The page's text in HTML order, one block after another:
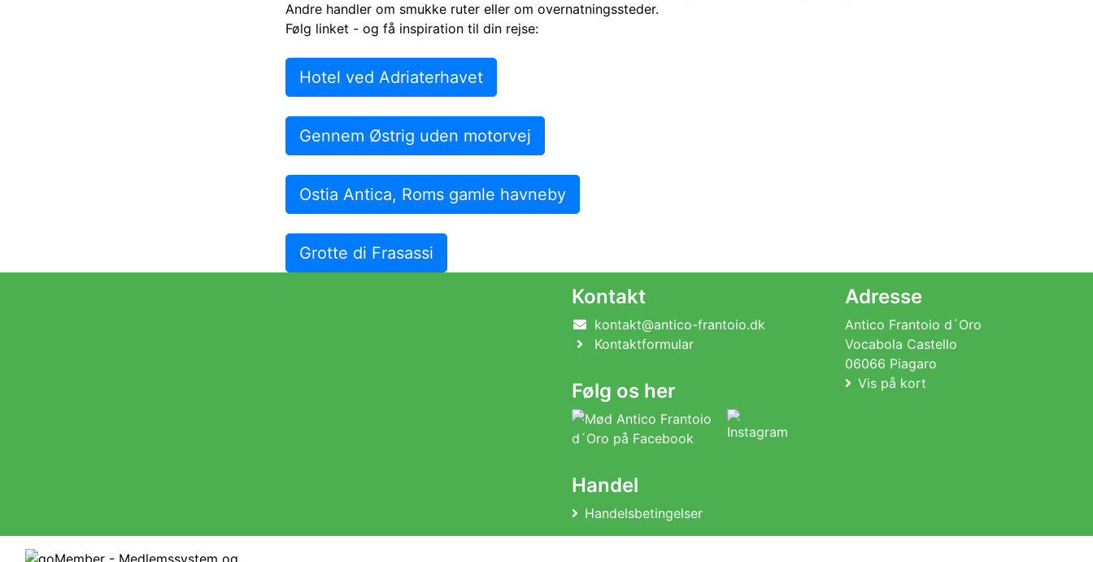
Andre handler om smukke ruter eller om overnatningssteder.
Følg linket - og få inspiration til din rejse:
Hotel ved Adriaterhavet
Gennem Østrig uden motorvej
Ostia Antica, Roms gamle havneby
Grotte di Frasassi
Kontakt
kontakt@antico-frantoio.dk
Kontaktformular
Følg os her
Handel
Handelsbetingelser
Adresse
Antico Frantoio d´Oro
Vocabola Castello
06066 Piagaro
Vis på kort